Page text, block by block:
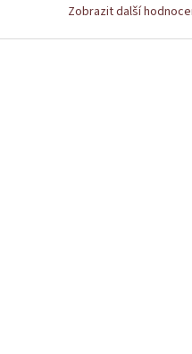
Zobrazit další